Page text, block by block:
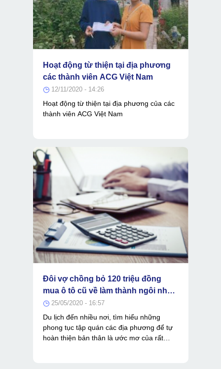
Hoạt động từ thiện tại địa phương
các thành viên ACG Việt Nam
12/11/2020 - 14:26
Hoạt động từ thiện tại địa phương của các
thành viên ACG Việt Nam
Đôi vợ chồng bỏ 120 triệu đồng
mua ô tô cũ về làm thành ngôi nhà
di động với đầy đủ bếp núc, phòng
ngủ rồi chở con đi du lịch khắp Việt
Nam!
25/05/2020 - 16:57
Du lịch đến nhiều nơi, tìm hiểu những
phong tục tập quán các địa phương để tự
hoàn thiện bản thân là ước mơ của rất